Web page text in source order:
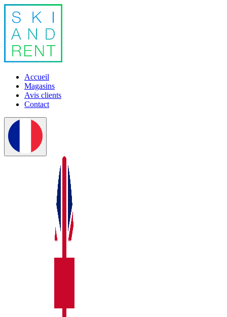
Accueil
Magasins
Avis clients
Contact